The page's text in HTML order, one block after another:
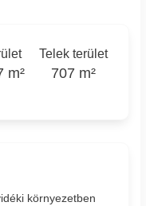
m²
Telek terület
707 m²
környezetben